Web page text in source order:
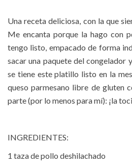
Una receta deliciosa, con la que
Me encanta porque la hago con
tengo listo, empacado de forma
sacar una paquete del congelador
se tiene este platillo listo en la
queso parmesano libre de gluten
parte (por lo menos para mí): ¡la
INGREDIENTES:
1 taza de pollo deshilachado